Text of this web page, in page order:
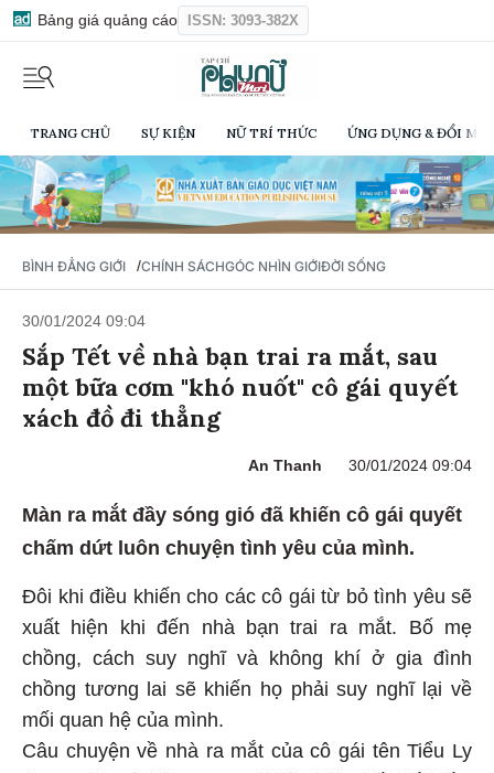
Bảng giá quảng cáo ISSN: 3093-382X
TRANG CHỦ SỰ KIỆN NỮ TRÍ THỨC ỨNG DỤNG & ĐỔI
BÌNH ĐẲNG GIỚI /CHÍNH SÁCHGÓC NHÌN GIỚIĐỜI SỐNG
30/01/2024 09:04
Sắp Tết về nhà bạn trai ra mắt, sau
một bữa cơm "khó nuốt" cô gái quyết
xách đồ đi thẳng
An Thanh 30/01/2024 09:04
Màn ra mắt đầy sóng gió đã khiến cô gái quyết
chấm dứt luôn chuyện tình yêu của mình.
Đôi khi điều khiến cho các cô gái từ bỏ tình yêu sẽ
xuất hiện khi đến nhà bạn trai ra mắt. Bố mẹ
chồng, cách suy nghĩ và không khí ở gia đình
chồng tương lai sẽ khiến họ phải suy nghĩ lại về
mối quan hệ của mình.
Câu chuyện về nhà ra mắt của cô gái tên Tiểu Ly